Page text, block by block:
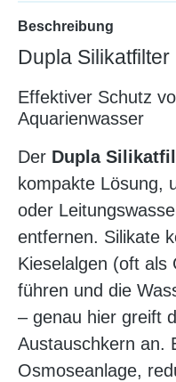
Beschreibung
Dupla Silikatfilter
Effektiver Schutz
Aquarienwasser
Der Dupla
kompakte Lösung,
oder
entfernen. Silikate
Kieselalgen (oft als
führen und die
– genau hier greift
Austauschkern an.
Osmoseanlage,